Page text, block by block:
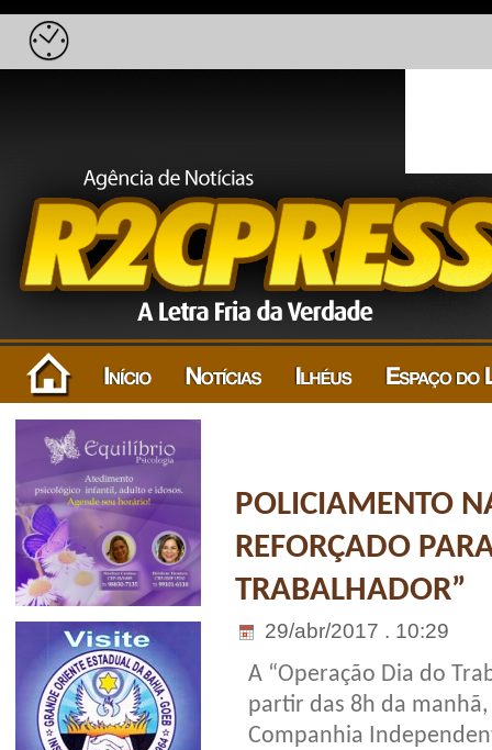
POLICIAMENTO
REFORÇADO
TRABALHADOR”
29/abr/2017 . 10:29
A “Operação Dia do
partir das 8h da
Companhia